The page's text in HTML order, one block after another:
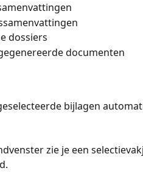
dossiers
documenten
bijlagen
zie je een